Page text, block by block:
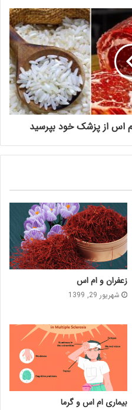
زعفران و ام اس
شهریور 29, 1399
بیماری ام اس و گرما